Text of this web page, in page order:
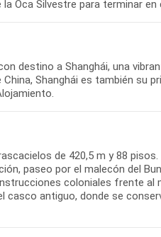
Oca Silvestre para terminar
destino a Shanghái, una
Shanghái es también su
de 420,5 m y 88
paseo por el malecón del
coloniales frente al
casco antiguo, donde se